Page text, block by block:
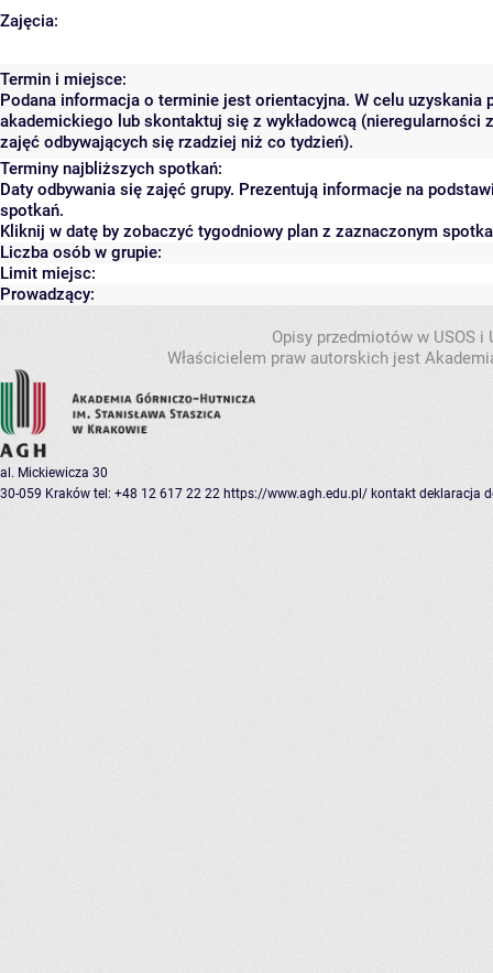
Zajęcia:
Termin i miejsce:
Podana informacja o terminie jest orientacyjna. W celu
akademickiego lub skontaktuj się z wykładowcą (nieregularności
zajęć odbywających się rzadziej niż co tydzień).
Terminy najbliższych spotkań:
Daty odbywania się zajęć grupy. Prezentują informacje na
spotkań.
Kliknij w datę by zobaczyć tygodniowy plan z zaznaczonym
Liczba osób w grupie:
Limit miejsc:
Prowadzący:
Opisy przedmiotów w USOS
Właścicielem praw autorskich jest
al. Mickiewicza 30
30-059 Kraków tel: +48 12 617 22 22 https://www.agh.edu.pl/ kontakt deklaracja